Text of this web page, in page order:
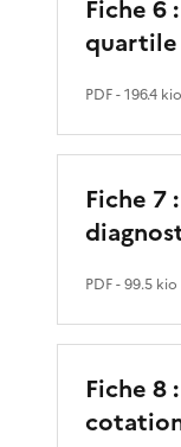
Fiche 6
quartile
PDF- 196.4 kio
Fiche 7
PDF- 99.5 kio
Fiche 8